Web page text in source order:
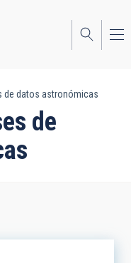
de datos astronómicas
de